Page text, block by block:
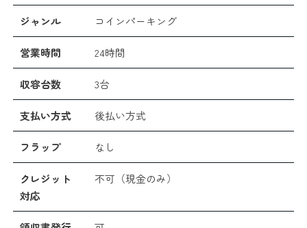
ジャンル コインパーキング
営業時間 24時間
収容台数 3台
支払い方式 後払い方式
フラップ なし
クレジット
対応
不可（現金のみ）